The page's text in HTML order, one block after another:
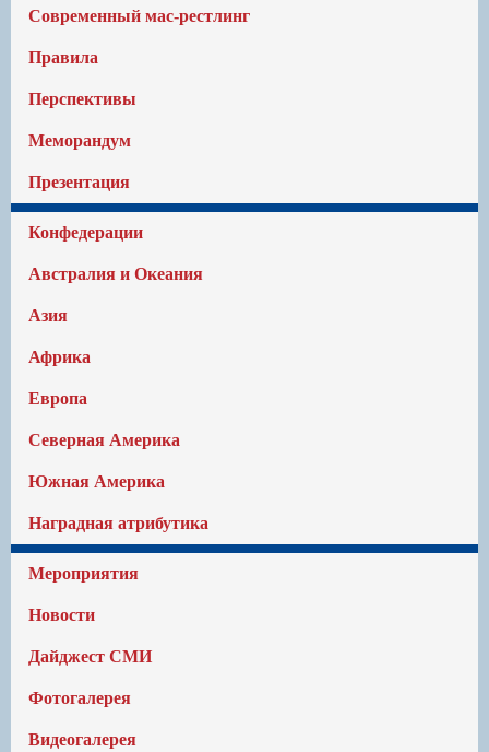
Современный мас-рестлинг
Правила
Перспективы
Меморандум
Презентация
Конфедерации
Австралия и Океания
Азия
Африка
Европа
Северная Америка
Южная Америка
Наградная атрибутика
Мероприятия
Новости
Дайджест СМИ
Фотогалерея
Видеогалерея